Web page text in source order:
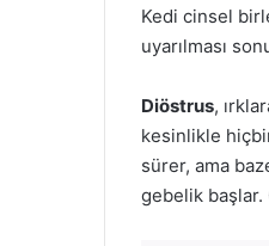
Kedi cinsel
uyarılması
Diöstrus,
kesinlikle
sürer, ama
gebelik